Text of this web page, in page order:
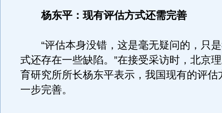
杨东平：现有评估方式还需完善
“评估本身没错，这是毫无疑问的，只是
式还存在一些缺陷。”在接受采访时，北京
育研究所所长杨东平表示，我国现有的评估
一步完善。